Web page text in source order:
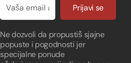
Prijavi se
Ne dozvoli da propustiš sjajne
popuste i pogodnosti jer
specijalne ponude